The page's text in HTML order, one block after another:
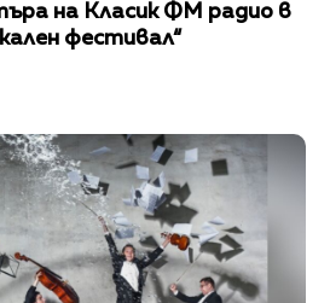
на Класик ФМ радио в
фестивал“